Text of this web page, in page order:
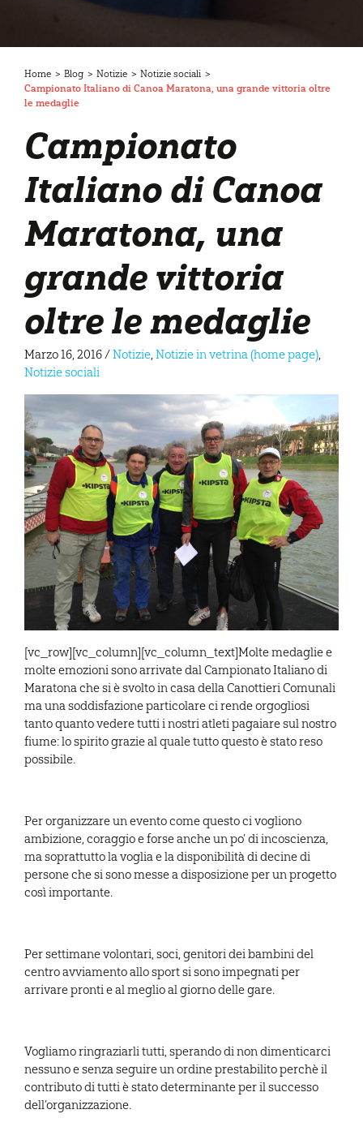
Home > Blog > Notizie > Notizie sociali >
Campionato Italiano di Canoa Maratona, una grande vittoria oltre
le medaglie
Campionato
Italiano di Canoa
Maratona, una
grande vittoria
oltre le medaglie
Marzo 16, 2016 /Notizie Notizie in vetrina (home page)
Notizie sociali
[vc_row][vc_column][vc_column_text]Molte medaglie e
molte emozioni sono arrivate dal Campionato Italiano di
Maratona che si è svolto in casa della Canottieri Comunali
ma una soddisfazione particolare ci rende orgogliosi
tanto quanto vedere tutti i nostri atleti pagaiare sul nostro
fiume: lo spirito grazie al quale tutto questo è stato reso
possibile.
Per organizzare un evento come questo ci vogliono
ambizione, coraggio e forse anche un po’ di incoscienza,
ma soprattutto la voglia e la disponibilità di decine di
persone che si sono messe a disposizione per un progetto
così importante.
Per settimane volontari, soci, genitori dei bambini del
centro avviamento allo sport si sono impegnati per
arrivare pronti e al meglio al giorno delle gare.
Vogliamo ringraziarli tutti, sperando di non dimenticarci
nessuno e senza seguire un ordine prestabilito perchè il
contributo di tutti è stato determinante per il successo
dell’organizzazione.